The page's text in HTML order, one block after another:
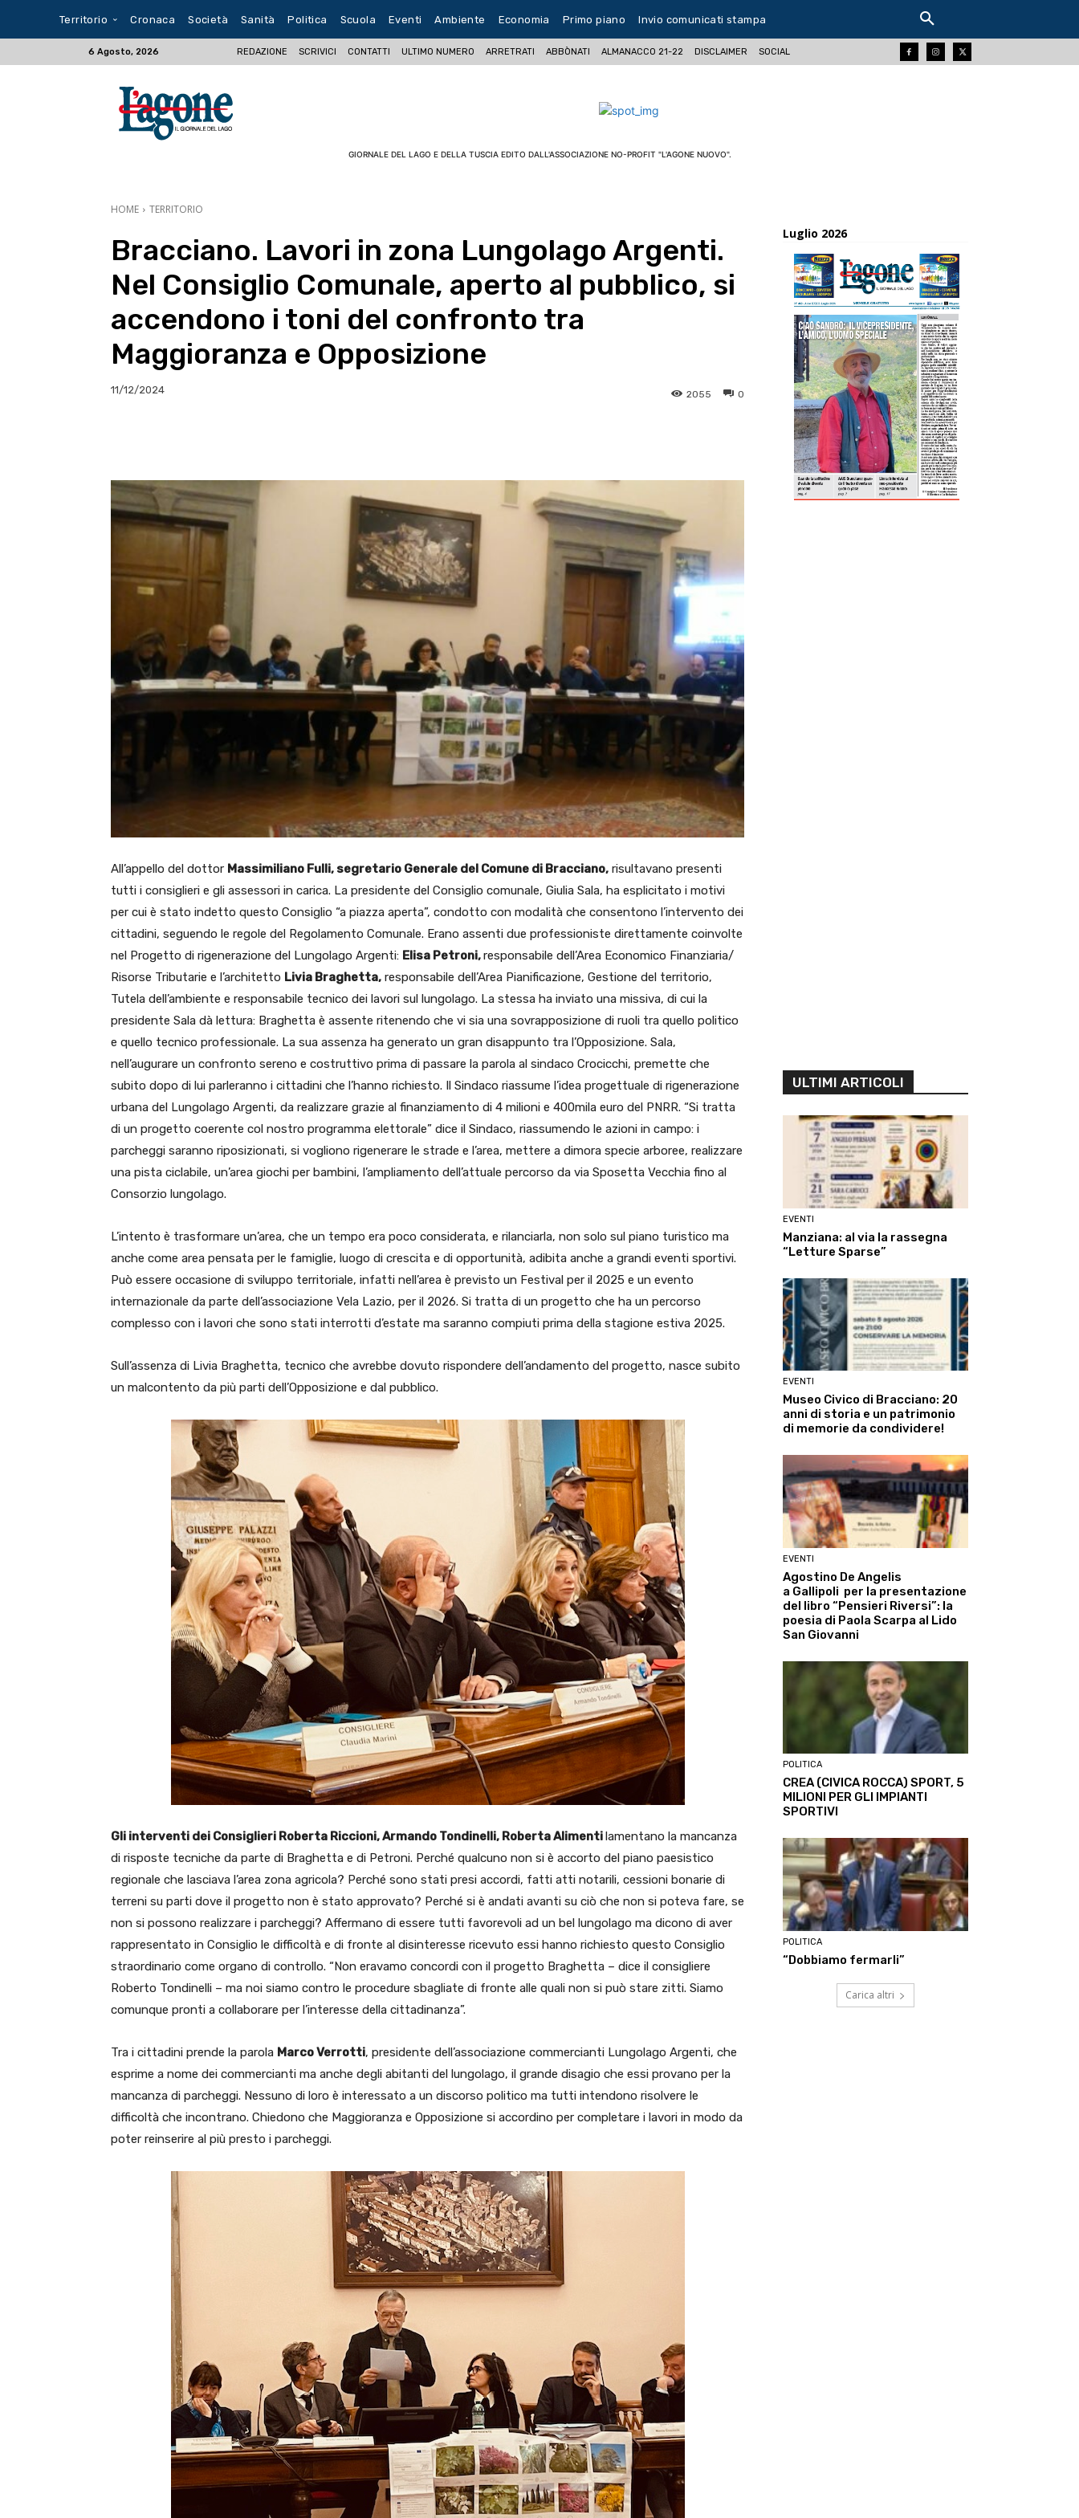
Territorio Cronaca Società Sanità Politica Scuola Eventi Ambiente Economia Primo piano Invio comunicati stampa
6 Agosto, 2026 REDAZIONE SCRIVICI CONTATTI ULTIMO NUMERO ARRETRATI ABBÒNATI ALMANACCO 21-22 DISCLAIMER SOCIAL
GIORNALE DEL LAGO E DELLA TUSCIA EDITO DALL'ASSOCIAZIONE NO-PROFIT "L'AGONE NUOVO".
HOME TERRITORIO
Bracciano. Lavori in zona Lungolago Argenti.
Nel Consiglio Comunale, aperto al pubblico, si
accendono i toni del confronto tra
Maggioranza e Opposizione
11/12/2024 0
2055
Tumblr Telegram
All’appello del dottor Massimiliano Fulli, segretario Generale del Comune di Bracciano, risultavano presenti
tutti i consiglieri e gli assessori in carica. La presidente del Consiglio comunale, Giulia Sala, ha esplicitato i motivi
per cui è stato indetto questo Consiglio “a piazza aperta”, condotto con modalità che consentono l’intervento dei
cittadini, seguendo le regole del Regolamento Comunale. Erano assenti due professioniste direttamente coinvolte
nel Progetto di rigenerazione del Lungolago Argenti: Elisa Petroni,responsabile dell’Area Economico Finanziaria/
Risorse Tributarie e l’architetto Livia Braghetta, responsabile dell’Area Pianificazione, Gestione del territorio,
Tutela dell’ambiente e responsabile tecnico dei lavori sul lungolago. La stessa ha inviato una missiva, di cui la
presidente Sala dà lettura: Braghetta è assente ritenendo che vi sia una sovrapposizione di ruoli tra quello politico
e quello tecnico professionale. La sua assenza ha generato un gran disappunto tra l’Opposizione. Sala,
nell’augurare un confronto sereno e costruttivo prima di passare la parola al sindaco Crocicchi, premette che
subito dopo di lui parleranno i cittadini che l’hanno richiesto. Il Sindaco riassume l’idea progettuale di rigenerazione
urbana del Lungolago Argenti, da realizzare grazie al finanziamento di 4 milioni e 400mila euro del PNRR. “Si tratta
di un progetto coerente col nostro programma elettorale” dice il Sindaco, riassumendo le azioni in campo: i
parcheggi saranno riposizionati, si vogliono rigenerare le strade e l’area, mettere a dimora specie arboree, realizzare
una pista ciclabile, un’area giochi per bambini, l’ampliamento dell’attuale percorso da via Sposetta Vecchia fino al
Consorzio lungolago.
L’intento è trasformare un’area, che un tempo era poco considerata, e rilanciarla, non solo sul piano turistico ma
anche come area pensata per le famiglie, luogo di crescita e di opportunità, adibita anche a grandi eventi sportivi.
Può essere occasione di sviluppo territoriale, infatti nell’area è previsto un Festival per il 2025 e un evento
internazionale da parte dell’associazione Vela Lazio, per il 2026. Si tratta di un progetto che ha un percorso
complesso con i lavori che sono stati interrotti d’estate ma saranno compiuti prima della stagione estiva 2025.
Sull’assenza di Livia Braghetta, tecnico che avrebbe dovuto rispondere dell’andamento del progetto, nasce subito
un malcontento da più parti dell’Opposizione e dal pubblico.
Gli interventi dei Consiglieri Roberta Riccioni, Armando Tondinelli, Roberta Alimentilamentano la mancanza
di risposte tecniche da parte di Braghetta e di Petroni. Perché qualcuno non si è accorto del piano paesistico
regionale che lasciava l’area zona agricola? Perché sono stati presi accordi, fatti atti notarili, cessioni bonarie di
terreni su parti dove il progetto non è stato approvato? Perché si è andati avanti su ciò che non si poteva fare, se
non si possono realizzare i parcheggi? Affermano di essere tutti favorevoli ad un bel lungolago ma dicono di aver
rappresentato in Consiglio le difficoltà e di fronte al disinteresse ricevuto essi hanno richiesto questo Consiglio
straordinario come organo di controllo. “Non eravamo concordi con il progetto Braghetta – dice il consigliere
Roberto Tondinelli – ma noi siamo contro le procedure sbagliate di fronte alle quali non si può stare zitti. Siamo
comunque pronti a collaborare per l’interesse della cittadinanza”.
Tra i cittadini prende la parola Marco Verrotti, presidente dell’associazione commercianti Lungolago Argenti, che
esprime a nome dei commercianti ma anche degli abitanti del lungolago, il grande disagio che essi provano per la
mancanza di parcheggi. Nessuno di loro è interessato a un discorso politico ma tutti intendono risolvere le
difficoltà che incontrano. Chiedono che Maggioranza e Opposizione si accordino per completare i lavori in modo da
poter reinserire al più presto i parcheggi.
Luglio 2026
ULTIMI ARTICOLI
EVENTI
Manziana: al via la rassegna
“Letture Sparse”
EVENTI
Museo Civico di Bracciano: 20
anni di storia e un patrimonio
di memorie da condividere!
EVENTI
Agostino De Angelis
a Gallipoli per la presentazione
del libro “Pensieri Riversi”: la
poesia di Paola Scarpa al Lido
San Giovanni
POLITICA
CREA (CIVICA ROCCA) SPORT, 5
MILIONI PER GLI IMPIANTI
SPORTIVI
POLITICA
“Dobbiamo fermarli”
Carica altri